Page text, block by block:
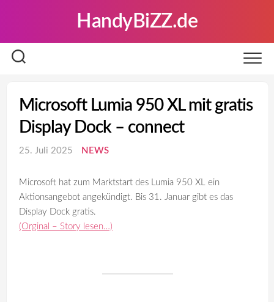
HandyBiZZ.de
Microsoft Lumia 950 XL mit gratis
Display Dock – connect
25. Juli 2025 NEWS
Microsoft hat zum Marktstart des Lumia 950 XL ein
Aktionsangebot angekündigt. Bis 31. Januar gibt es das
Display Dock gratis.
(Orginal – Story lesen…)